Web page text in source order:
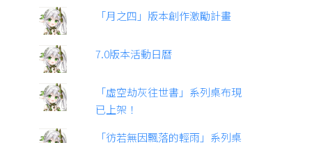
「月之四」版本創作激勵計畫
7.0版本活動日曆
「虛空劫灰往世書」系列桌布現
已上架！
「彷若無因飄落的輕雨」系列桌